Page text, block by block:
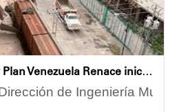
Alcaldía de Sucre y Plan Venezuela Renace iniciaron demolición de fachadas en Residencias Los Dos Caminos
de Ingeniería